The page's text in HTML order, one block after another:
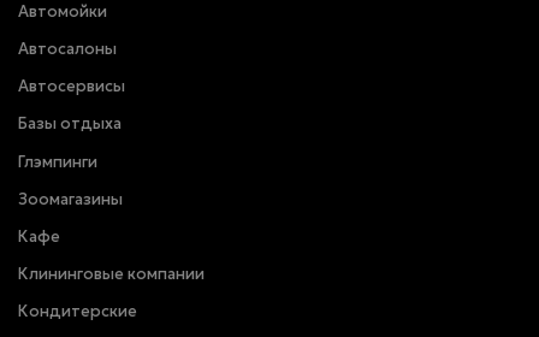
Автомойки
Автосалоны
Автосервисы
Базы отдыха
Глэмпинги
Зоомагазины
Кафе
Клининговые компании
Кондитерские